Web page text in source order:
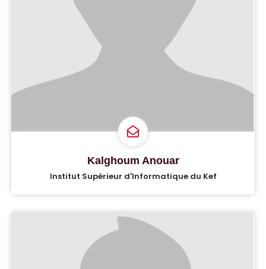
Kalghoum Anouar
Institut Supérieur d'Informatique du Kef